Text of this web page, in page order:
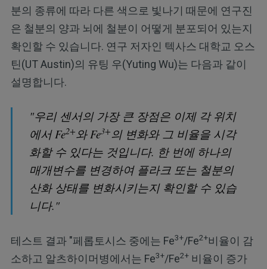
분의 종류에 따라 다른 색으로 빛나기 때문에 연구진
은 철분의 양과 뇌에 철분이 어떻게 분포되어 있는지
확인할 수 있습니다. 연구 저자인 텍사스 대학교 오스
틴(UT Austin)의 유팅 우(Yuting Wu)는 다음과 같이
설명합니다.
"우리 센서의 가장 큰 장점은 이제 각 위치
에서 Fe2+와 Fe3+의 변화와 그 비율을 시각
화할 수 있다는 것입니다. 한 번에 하나의
매개변수를 변경하여 플라크 또는 철분의
산화 상태를 변화시키는지 확인할 수 있습
니다."
테스트 결과 "페롭토시스 중에는 Fe3+/Fe2+비율이 감
소하고 알츠하이머병에서는 Fe3+/Fe2+비율이 증가